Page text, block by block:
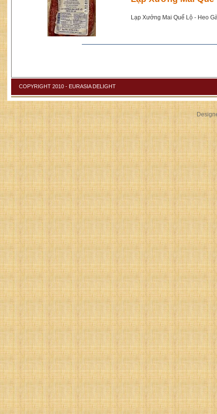
Lạp Xưởng Mai Quế Lộ - Heo
COPYRIGHT 2010 - EURASIA DELIGHT